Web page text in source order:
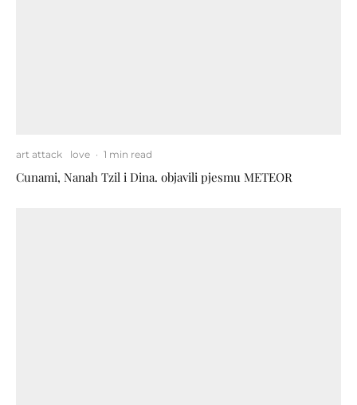
art attack love · 1 min read
Cunami, Nanah Tzil i Dina. objavili pjesmu METEOR